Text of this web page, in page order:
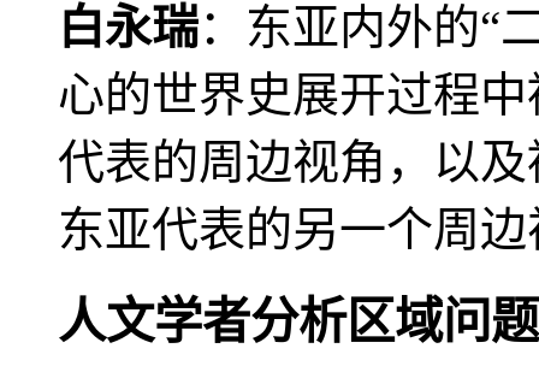
白永瑞：东亚内外的“
心的世界史展开过程
代表的周边视角，以
东亚代表的另一个周
人文学者分析区域问题